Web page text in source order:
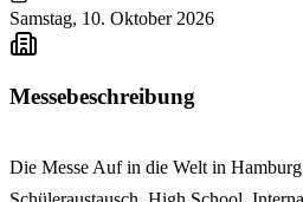
Samstag, 10. Oktober 2026
Messebeschreibung
Die Messe Auf in die Welt in